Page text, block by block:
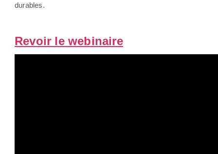
durables.
Revoir le webinaire